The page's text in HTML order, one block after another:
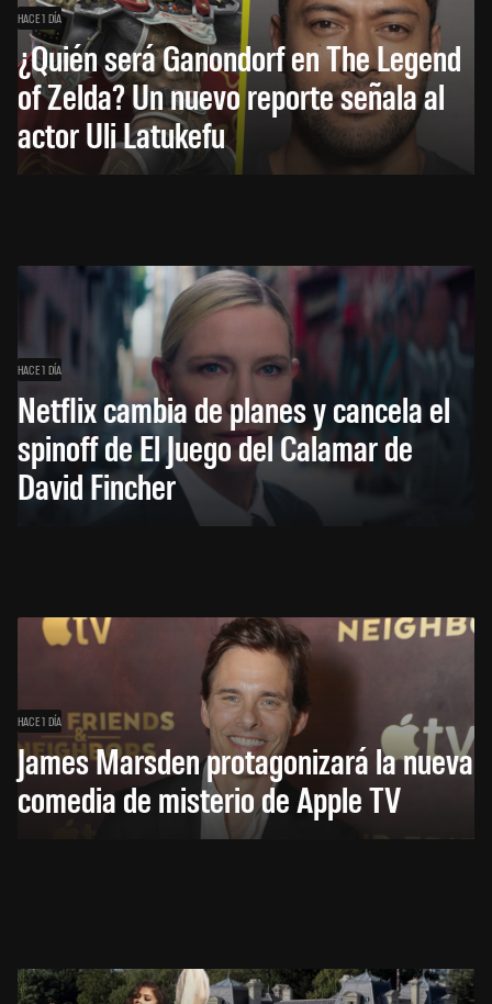
HACE 1 DÍA
¿Quién será Ganondorf en The Legend
of Zelda? Un nuevo reporte señala al
actor Uli Latukefu
HACE 1 DÍA
Netflix cambia de planes y cancela el
spinoff de El Juego del Calamar de
David Fincher
HACE 1 DÍA
James Marsden protagonizará la nueva
comedia de misterio de Apple TV